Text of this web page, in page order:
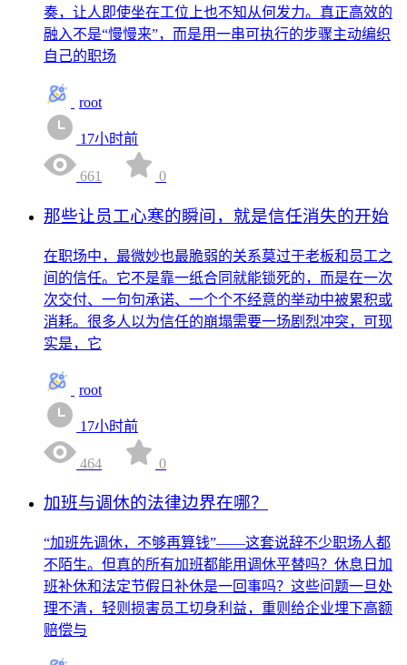
奏，让人即使坐在工位上也不知从何发力。真正高效的
融入不是“慢慢来”，而是用一串可执行的步骤主动编织
自己的职场
root
17小时前
661 0
那些让员工心寒的瞬间，就是信任消失的开始
在职场中，最微妙也最脆弱的关系莫过于老板和员工之
间的信任。它不是靠一纸合同就能锁死的，而是在一次
次交付、一句句承诺、一个个不经意的举动中被累积或
消耗。很多人以为信任的崩塌需要一场剧烈冲突，可现
实是，它
root
17小时前
464 0
加班与调休的法律边界在哪？
“加班先调休，不够再算钱”——这套说辞不少职场人都
不陌生。但真的所有加班都能用调休平替吗？休息日加
班补休和法定节假日补休是一回事吗？这些问题一旦处
理不清，轻则损害员工切身利益，重则给企业埋下高额
赔偿与